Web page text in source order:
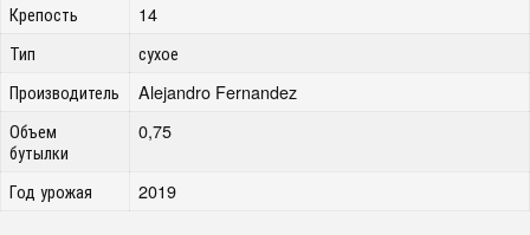
Крепость
14
Тип
сухое
Производитель
Alejandro Fernandez
Объем
бутылки
0,75
Год урожая 2019